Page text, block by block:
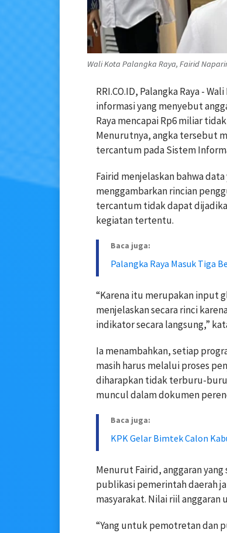
Wali Kota Palangka Raya, Fairid
RRI.CO.ID, Palangka Raya -
informasi yang menyebut
Raya mencapai Rp6 miliar
Menurutnya, angka tersebut
tercantum pada Sistem
Fairid menjelaskan bahwa
menggambarkan rincian
tercantum tidak dapat
kegiatan tertentu.
Baca juga:
Palangka Raya Masuk Tiga
“Karena itu merupakan input
menjelaskan secara rinci
indikator secara langsung,”
Ia menambahkan, setiap
masih harus melalui proses
diharapkan tidak terburu-buru
muncul dalam dokumen
Baca juga:
KPK Gelar Bimtek Calon
Menurut Fairid, anggaran
publikasi pemerintah daerah
masyarakat. Nilai riil
“Yang untuk pemotretan dan